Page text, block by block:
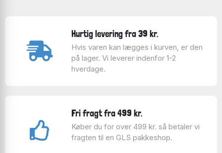
Hurtig levering fra 39 kr.
Hvis varen kan lægges i kurven, er den
på lager. Vi leverer indenfor 1-2
hverdage.
Fri fragt fra 499 kr.
Køber du for over 499 kr. så betaler vi
fragten til en GLS pakkeshop.